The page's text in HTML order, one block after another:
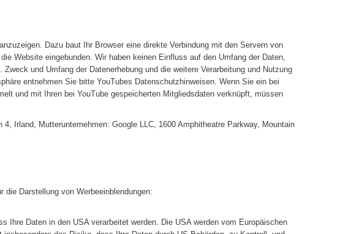
Dazu baut Ihr Browser eine direkte Verbindung mit den Servern von
Website eingebunden. Wir haben keinen Einfluss auf den Umfang der Daten,
und Umfang der Datenerhebung und die weitere Verarbeitung und Nutzung
entnehmen Sie bitte YouTubes Datenschutzhinweisen. Wenn Sie ein bei
und mit Ihren bei YouTube gespeicherten Mitgliedsdaten verknüpft, müssen
Irland, Mutterunternehmen: Google LLC, 1600 Amphitheatre Parkway, Mountain
Darstellung von Werbeeinblendungen:
Daten in den USA verarbeitet werden. Die USA werden vom Europäischen